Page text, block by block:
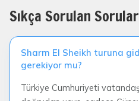
Sıkça Sorulan Sorular
Sharm El Sheikh turuna
gerekiyor mu?
Türkiye Cumhuriyeti